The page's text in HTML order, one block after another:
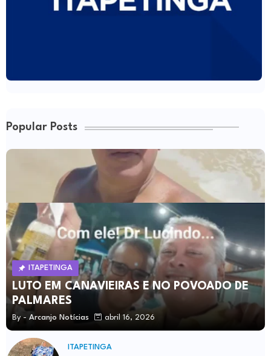
Popular Posts
ITAPETINGA
LUTO EM CANAVIEIRAS E NO POVOADO DE
PALMARES
By - Arcanjo Notícias abril 16, 2026
ITAPETINGA